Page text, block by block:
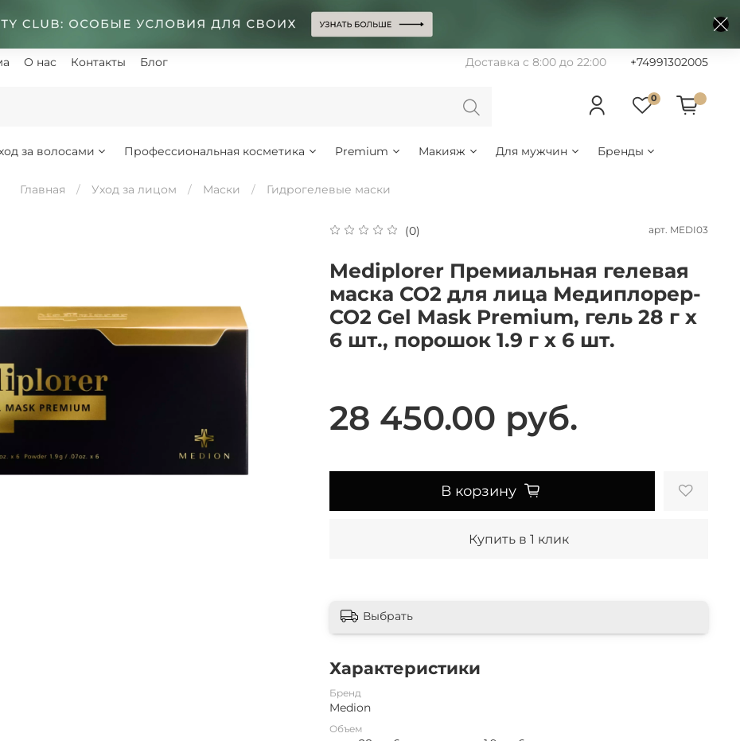
О нас Контакты Блог Доставка с 8:00 до 22:00 +74991302005
0
за волосами Профессиональная косметика Premium Макияж Для мужчин Бренды
Главная Уход за лицом Маски Гидрогелевые маски
(0) арт. MEDI03
Mediplorer Премиальная гелевая
маска СО2 для лица Медиплорер-
CO2 Gel Mask Premium, гель 28 г х
6 шт., порошок 1.9 г х 6 шт.
28 450.00 руб.
В корзину
Купить в 1 клик
Выбрать
Характеристики
Бренд
Medion
Объем